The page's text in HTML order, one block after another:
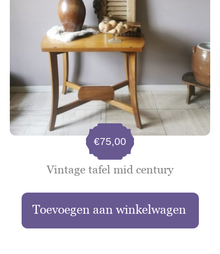
Vintage tafel mid century
€75,00
Toevoegen aan winkelwagen